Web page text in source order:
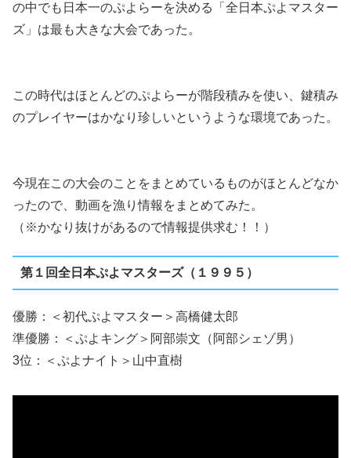
の中でも日本一のぷよらーを決める「全日本ぷよマスター
ズ」は最も大きな大会であった。
この時代はほとんどのぷよらーが階段積みを使い、鍵積み
のプレイヤーはかなり珍しいというような環境であった。
今現在この大会のことをまとめているものがほとんどなか
ったので、動画を漁り情報をまとめてみた。
（※かなり抜けがあるので情報提供求む！！）
第１回全日本ぷよマスターズ（１９９５）
優勝：＜初代ぷよマスター＞高橋健太郎
準優勝：＜ぷよキング＞阿部崇文（阿部シェゾ男）
3位：＜ぷよナイト＞山中直樹